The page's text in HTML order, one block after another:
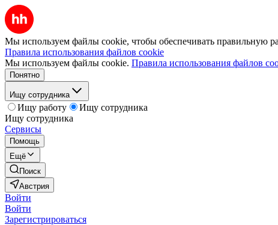
Мы используем файлы cookie, чтобы обеспечивать правильную
Правила использования файлов cookie
Мы используем файлы cookie. Правила использования файлов
Понятно
Ищу сотрудника
Ищу работу
Ищу сотрудника
Ищу сотрудника
Сервисы
Помощь
Ещё
Поиск
Австрия
Войти
Войти
Зарегистрироваться